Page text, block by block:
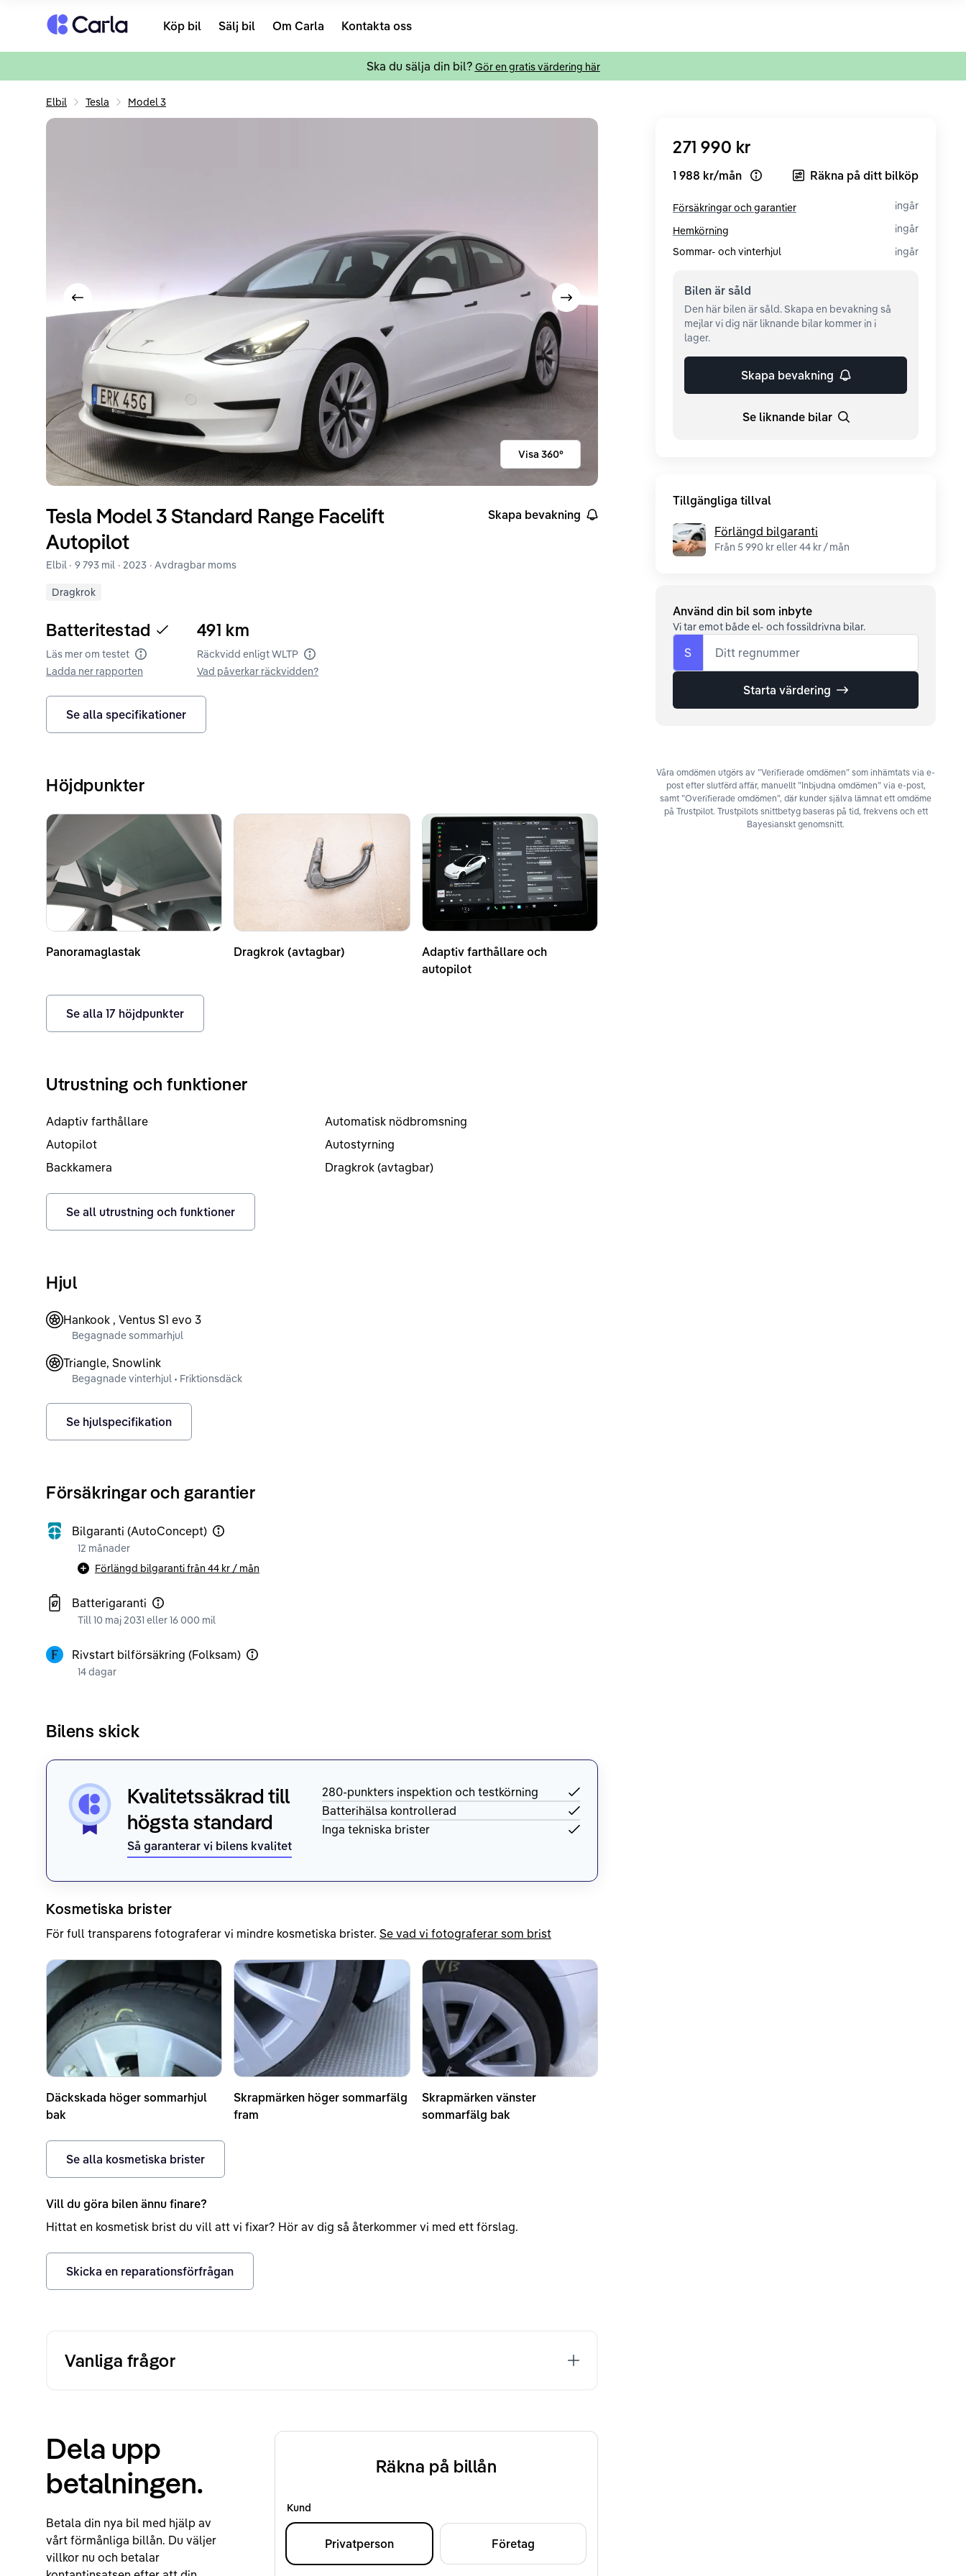
Tillbaka till startsidan Köp bil Sälj bil Om Carla Kontakta oss
Ska du sälja din bil? Gör en gratis värdering här
Elbil Tesla Model 3
Visa föregående bild Visa nästa bild
Visa 360°
Tesla Model 3Standard Range Facelift
Autopilot
Skapa bevakning
Elbil · 9 793 mil · 2023 · Avdragbar moms
Dragkrok
Batteritestad
Läs mer om testet Batteritest
Ladda ner rapporten
491 km
Räckvidd enligt WLTP Räckvidd enligt WLTP
Vad påverkar räckvidden?
Se alla specifikationer
Höjdpunkter
Panoramaglastak Dragkrok (avtagbar)
Adaptiv farthållare och
autopilot
Se alla 17 höjdpunkter
Utrustning och funktioner
Adaptiv farthållare
Automatisk nödbromsning
Autopilot
Autostyrning
Backkamera
Dragkrok (avtagbar)
Se all utrustning och funktioner
Hjul
Hankook , Ventus S1 evo 3
Begagnade sommarhjul
Triangle, Snowlink
Begagnade vinterhjul • Friktionsdäck
Se hjulspecifikation
Försäkringar och garantier
Bilgaranti (AutoConcept)
12 månader
Förlängd bilgaranti från 44 kr / mån
Batterigaranti
Till 10 maj 2031 eller 16 000 mil
Rivstart bilförsäkring (Folksam)
14 dagar
Bilens skick
Kvalitetssäkrad till
högsta standard
Så garanterar vi bilens kvalitet
280-punkters inspektion och testkörning
Batterihälsa kontrollerad
Inga tekniska brister
Kosmetiska brister
För full transparens fotograferar vi mindre kosmetiska brister. Se vad vi fotograferar som brist
Däckskada höger sommarhjul
bak
Skrapmärken höger sommarfälg
fram
Skrapmärken vänster
sommarfälg bak
Se alla kosmetiska brister
Vill du göra bilen ännu finare?
Hittat en kosmetisk brist du vill att vi fixar? Hör av dig så återkommer vi med ett förslag.
Skicka en reparationsförfrågan
Vanliga frågor
Dela upp
betalningen.
Betala din nya bil med hjälp av
vårt förmånliga billån. Du väljer
villkor nu och betalar
Räkna på billån
Kund
Privatperson Företag
271 990 kr
1 988 kr/mån Open loan exampleRäkna på ditt bilköp
Försäkringar och garantier
ingår
Hemkörning
ingår
Sommar- och vinterhjul
ingår
Bilen är såld
Den här bilen är såld. Skapa en bevakning så
mejlar vi dig när liknande bilar kommer in i
lager.
Skapa bevakning
Se liknande bilar
Tillgängliga tillval
Förlängd bilgaranti
Från 5 990 kr eller 44 kr / mån
Använd din bil som inbyte
Vi tar emot både el- och fossildrivna bilar.
S Ditt regnummer
Starta värdering
Våra omdömen utgörs av ”Verifierade omdömen” som inhämtats via e-
post efter slutförd affär, manuellt ”Inbjudna omdömen” via e-post,
samt ”Overifierade omdömen”, där kunder själva lämnat ett omdöme
på Trustpilot. Trustpilots snittbetyg baseras på tid, frekvens och ett
Bayesianskt genomsnitt.